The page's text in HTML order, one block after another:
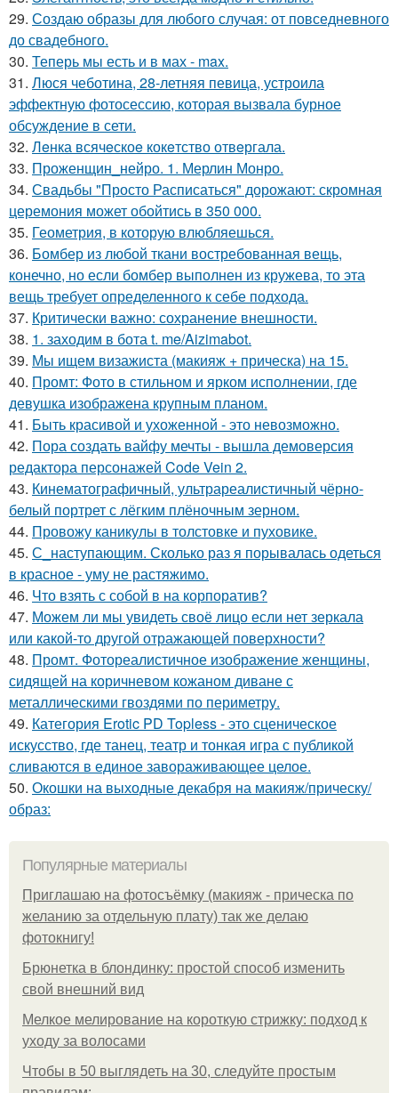
29. Создаю образы для любого случая: от повседневного
до свадебного.
30. Теперь мы есть и в мах - max.
31. Люся чеботина, 28-летняя певица, устроила
эффектную фотосессию, которая вызвала бурное
обсуждение в сети.
32. Лeнка всячeскоe кокeтство отвeргала.
33. Проженщин_нейро. 1. Мерлин Монро.
34. Свадьбы "Просто Расписаться" дорожают: скромная
церемония может обойтись в 350 000.
35. Геометрия, в которую влюбляешься.
36. Бомбер из любой ткани востребованная вещь,
конечно, но если бомбер выполнен из кружева, то эта
вещь требует определенного к себе подхода.
37. Критически важно: сохранение внешности.
38. 1. заходим в бота t. me/Aizimabot.
39. Мы ищем визажиста (макияж + прическа) на 15.
40. Промт: Фото в стильном и ярком исполнении, где
девушка изображена крупным планом.
41. Быть красивой и ухоженной - это невозможно.
42. Пора создать вайфу мечты - вышла демоверсия
редактора персонажей Code Vein 2.
43. Кинематографичный, ультрареалистичный чёрно-
белый портрет с лёгким плёночным зерном.
44. Провожу каникулы в толстовке и пуховике.
45. С_наступающим. Сколько раз я порывалась одеться
в красное - уму не растяжимо.
46. Что взять с собой в на корпоратив?
47. Можем ли мы увидеть своё лицо если нет зеркала
или какой-то другой отражающей поверхности?
48. Промт. Фотореалистичное изображение женщины,
сидящей на коричневом кожаном диване с
металлическими гвоздями по периметру.
49. Категория Erotic PD Topless - это сценическое
искусство, где танец, театр и тонкая игра с публикой
сливаются в единое завораживающее целое.
50. Окошки на выходные декабря на макияж/прическу/
образ:
Популярные материалы
Приглашаю на фотосъёмку (макияж - прическа по
желанию за отдельную плату) так же делаю
фотокнигу!
Брюнетка в блондинку: простой способ изменить
свой внешний вид
Мелкое мелирование на короткую стрижку: подход к
уходу за волосами
Чтобы в 50 выглядеть на 30, следуйте простым